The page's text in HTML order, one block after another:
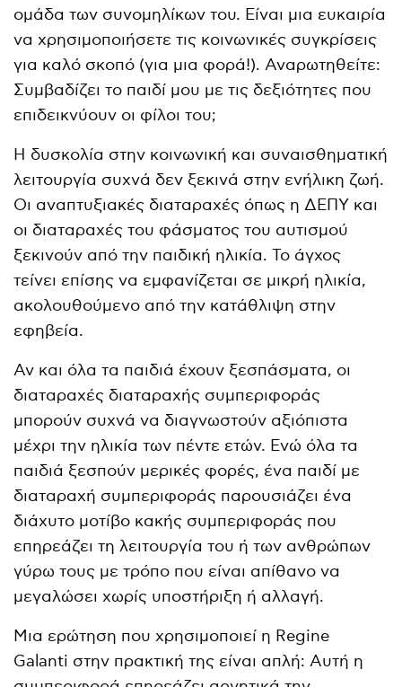
ομάδα των συνομηλίκων του. Είναι μια ευκαιρία
να χρησιμοποιήσετε τις κοινωνικές συγκρίσεις
για καλό σκοπό (για μια φορά!). Αναρωτηθείτε:
Συμβαδίζει το παιδί μου με τις δεξιότητες που
επιδεικνύουν οι φίλοι του;
Η δυσκολία στην κοινωνική και συναισθηματική
λειτουργία συχνά δεν ξεκινά στην ενήλικη ζωή.
Οι αναπτυξιακές διαταραχές όπως η ΔΕΠΥ και
οι διαταραχές του φάσματος του αυτισμού
ξεκινούν από την παιδική ηλικία. Το άγχος
τείνει επίσης να εμφανίζεται σε μικρή ηλικία,
ακολουθούμενο από την κατάθλιψη στην
εφηβεία.
Αν και όλα τα παιδιά έχουν ξεσπάσματα, οι
διαταραχές διαταραχής συμπεριφοράς
μπορούν συχνά να διαγνωστούν αξιόπιστα
μέχρι την ηλικία των πέντε ετών. Ενώ όλα τα
παιδιά ξεσπούν μερικές φορές, ένα παιδί με
διαταραχή συμπεριφοράς παρουσιάζει ένα
διάχυτο μοτίβο κακής συμπεριφοράς που
επηρεάζει τη λειτουργία του ή των ανθρώπων
γύρω τους με τρόπο που είναι απίθανο να
μεγαλώσει χωρίς υποστήριξη ή αλλαγή.
Μια ερώτηση που χρησιμοποιεί η Regine
Galanti στην πρακτική της είναι απλή: Αυτή η